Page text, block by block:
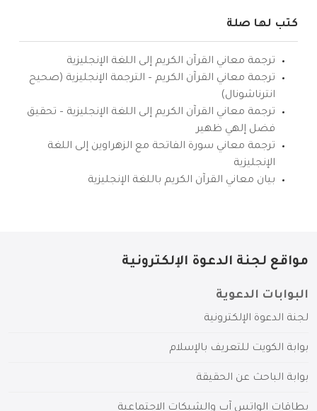
كتب لها صلة
ترجمة معاني القرآن الكريم إلى اللغة الإنجليزية
ترجمة معاني القرآن الكريم – الترجمة الإنجليزية (صحيح
انترناشونال)
ترجمة معاني القرآن الكريم إلى اللغة الإنجليزية – تحقيق
فضل إلهي ظهير
ترجمة معاني سورة الفاتحة مع الزهراوين إلى اللغة
الإنجليزية
بيان معاني القرآن الكريم باللغة الإنجليزية
مواقع لجنة الدعوة الإلكترونية
البوابات الدعوية
لجنة الدعوة الإلكترونية
بوابة الكويت للتعريف بالإسلام
بوابة الباحث عن الحقيقة
بطاقات الواتس آب والشبكات الاجتماعية